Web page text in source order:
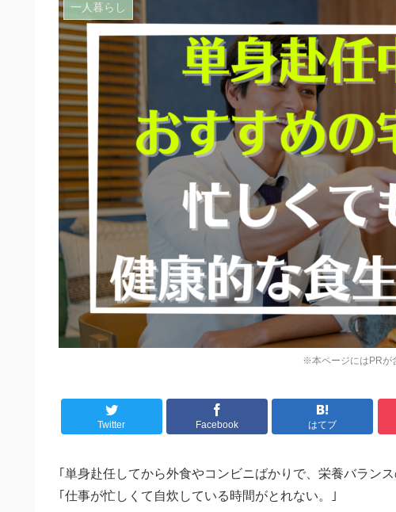
※本ページにはPRが
一人暮らし
Twitter Facebook はてブ
｢単身赴任してから外食やコンビニばかりで、栄養バラン
｢仕事が忙しくて自炊している時間がとれない。｣